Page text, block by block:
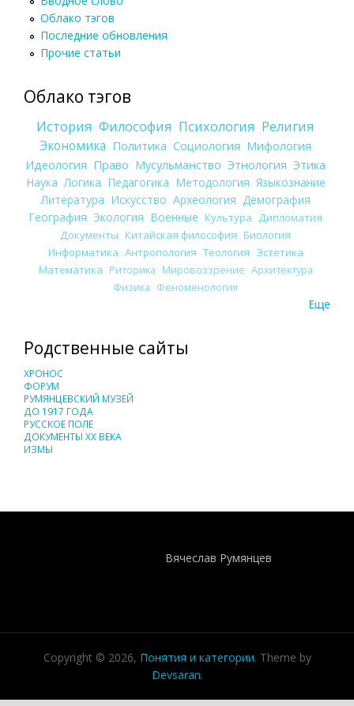
Облако тэгов
Последние обновления
Прочие статьи
Облако тэгов
История Философия Психология Религия
Экономика Политика Социология Мифология
Идеология Право Мусульманство Этнология Этика
Наука Логика Педагогика Методология Языкознание
Литература Искусство Археология Демография
География Экология Военные Культура
Дипломатия
Документы Китайская философия Биология
Информатика Антропология Теология Эстетика
Математика Риторика Мировоззрение Архитектура
Физика Феноменология
Еще
Родственные сайты
ХРОНОС
ФОРУМ
РУМЯНЦЕВСКИЙ МУЗЕЙ
ДО 1917 ГОДА
РУССКОЕ ПОЛЕ
ДОКУМЕНТЫ XX ВЕКА
ИЗМЫ
Вячеслав Румянцев
Copyright © 2026, Понятия и категории. Theme by
Devsaran.